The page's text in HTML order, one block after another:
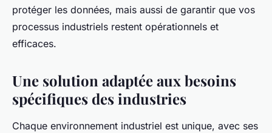
protéger les données, mais aussi de garantir que vos
processus industriels restent opérationnels et
efficaces.
Une solution adaptée aux besoins
spécifiques des industries
Chaque environnement industriel est unique, avec ses